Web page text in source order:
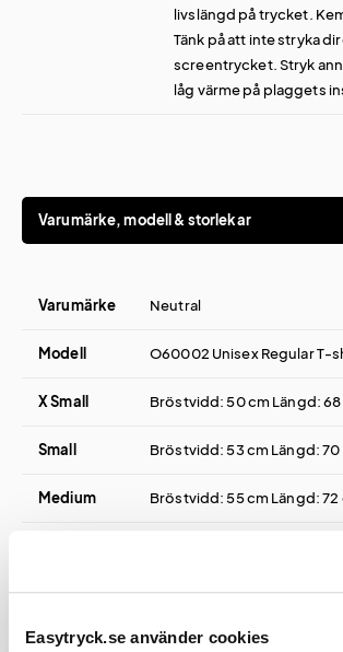
Easytryck.se använder cookies
livslängd på trycket.
Tänk på att inte stryka
screentrycket. Stryk
låg värme på plaggets
Varumärke, modell & storlekar
Varumärke Neutral
Modell O60002 Unisex Regular T-
X Small Bröstvidd: 50 cm Längd: 68
Small Bröstvidd: 53 cm Längd: 70
Medium Bröstvidd: 55 cm Längd: 72
Extra
Bröstvidd: 60 cm Längd: 76